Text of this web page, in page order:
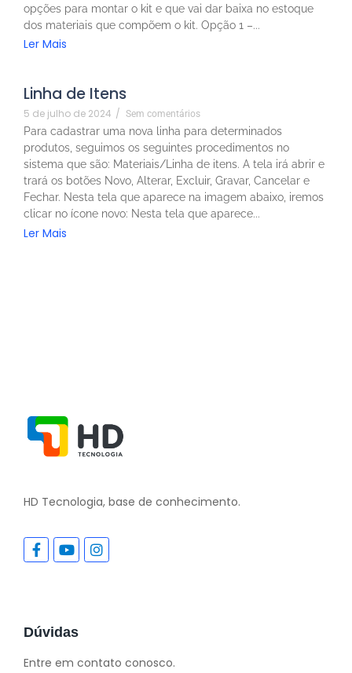
opções para montar o kit e que vai dar baixa no estoque
dos materiais que compõem o kit. Opção 1 –...
Ler Mais
Linha de Itens
5 de julho de 2024 / Sem comentários
Para cadastrar uma nova linha para determinados
produtos, seguimos os seguintes procedimentos no
sistema que são: Materiais/Linha de itens. A tela irá abrir e
trará os botões Novo, Alterar, Excluir, Gravar, Cancelar e
Fechar. Nesta tela que aparece na imagem abaixo, iremos
clicar no ícone novo: Nesta tela que aparece...
Ler Mais
HD Tecnologia, base de conhecimento.
Dúvidas
Entre em contato conosco.